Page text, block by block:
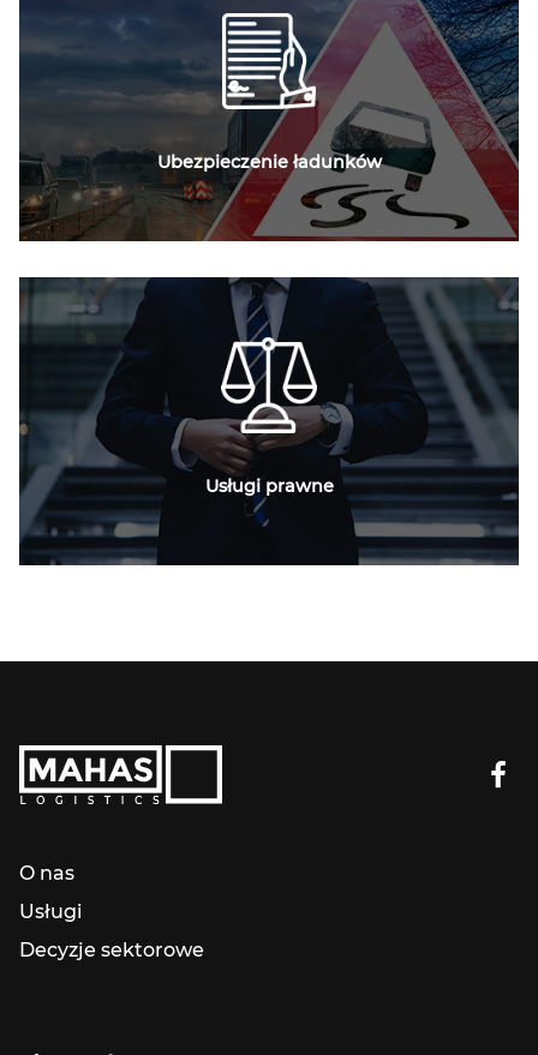
Ubezpieczenie ładunków
Usługi prawne
O nas
Usługi
Decyzje sektorowe